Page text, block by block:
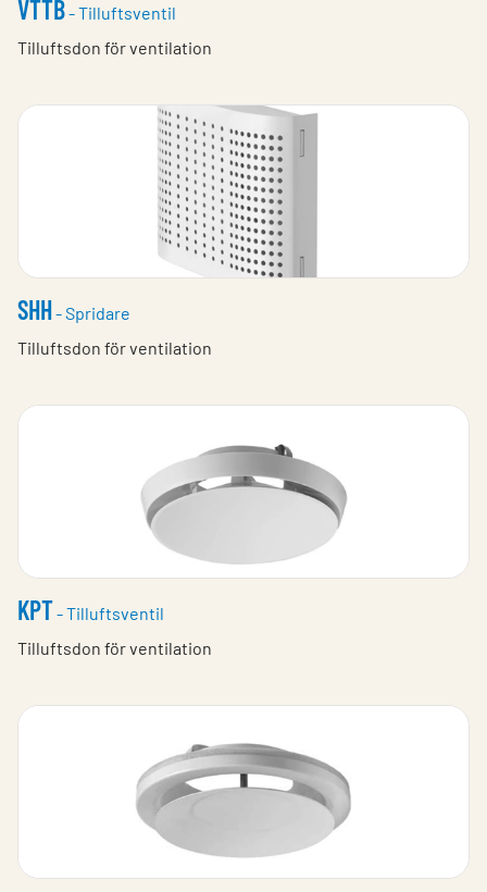
VTTB- Tilluftsventil
Tilluftsdon för ventilation
SHH- Spridare
Tilluftsdon för ventilation
KPT- Tilluftsventil
Tilluftsdon för ventilation